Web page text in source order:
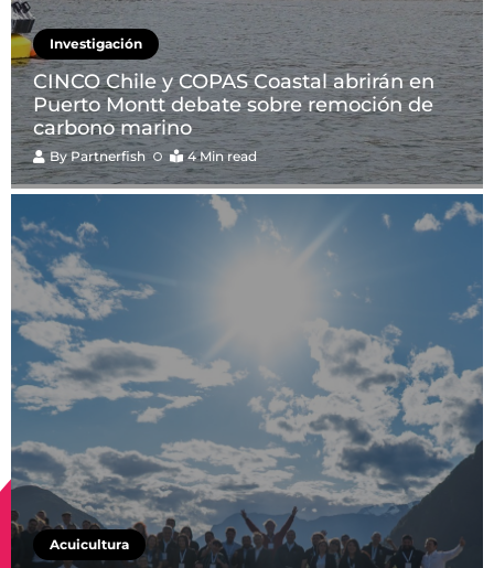
Investigación
CINCO Chile y COPAS Coastal abrirán en
Puerto Montt debate sobre remoción de
carbono marino
ByPartnerfish 4 Min read
Acuicultura